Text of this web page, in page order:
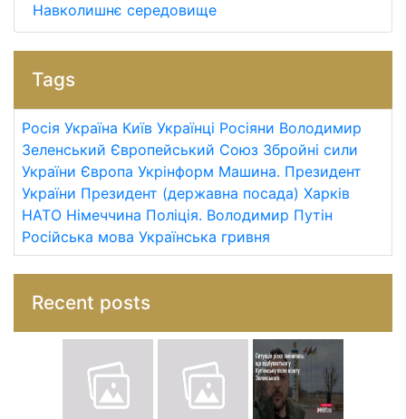
Навколишнє середовище
Tags
Росія Україна Київ Українці Росіяни Володимир
Зеленський Європейський Союз Збройні сили
України Європа Укрінформ Машина. Президент
України Президент (державна посада) Харків
НАТО Німеччина Поліція. Володимир Путін
Російська мова Українська гривня
Recent posts